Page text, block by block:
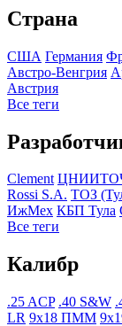
Страна
США Германия
Австро-Венгрия
Австрия
Все теги
Clement
Rossi S.A. ТОЗ
ИжМех КБП Тула
Все теги
Калибр
.25 ACP .40 S&W
LR 9x18 ПММ